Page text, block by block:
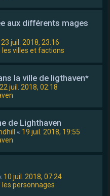
aux différents mages
23 juil. 2018, 23:16
les villes et factions
la ville de ligthaven*
22 juil. 2018, 02:18
de Lighthaven
« 19 juil. 2018, 19:55
10 juil. 2018, 07:24
les personnages